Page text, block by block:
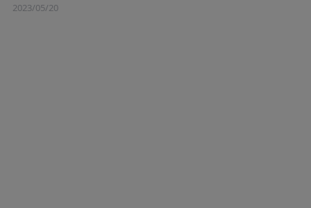
2023/05/20